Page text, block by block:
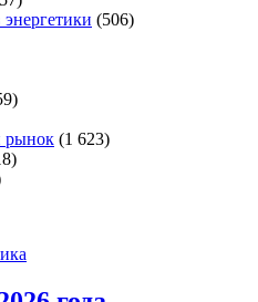
(506)
рынок (1 623)